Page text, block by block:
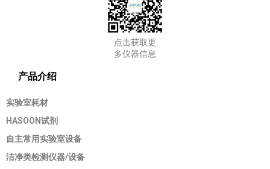
点击获取更
多仪器信息
产品介绍
实验室耗材
HASOON试剂
自主常用实验室设备
洁净类检测仪器/设备